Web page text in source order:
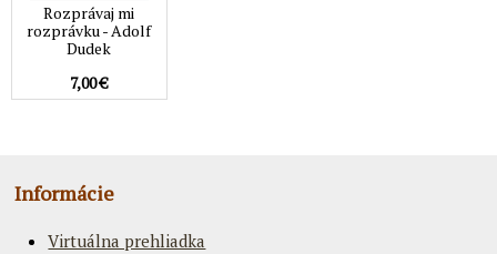
Rozprávaj mi
rozprávku - Adolf
Dudek
7,00 €
Informácie
Virtuálna prehliadka